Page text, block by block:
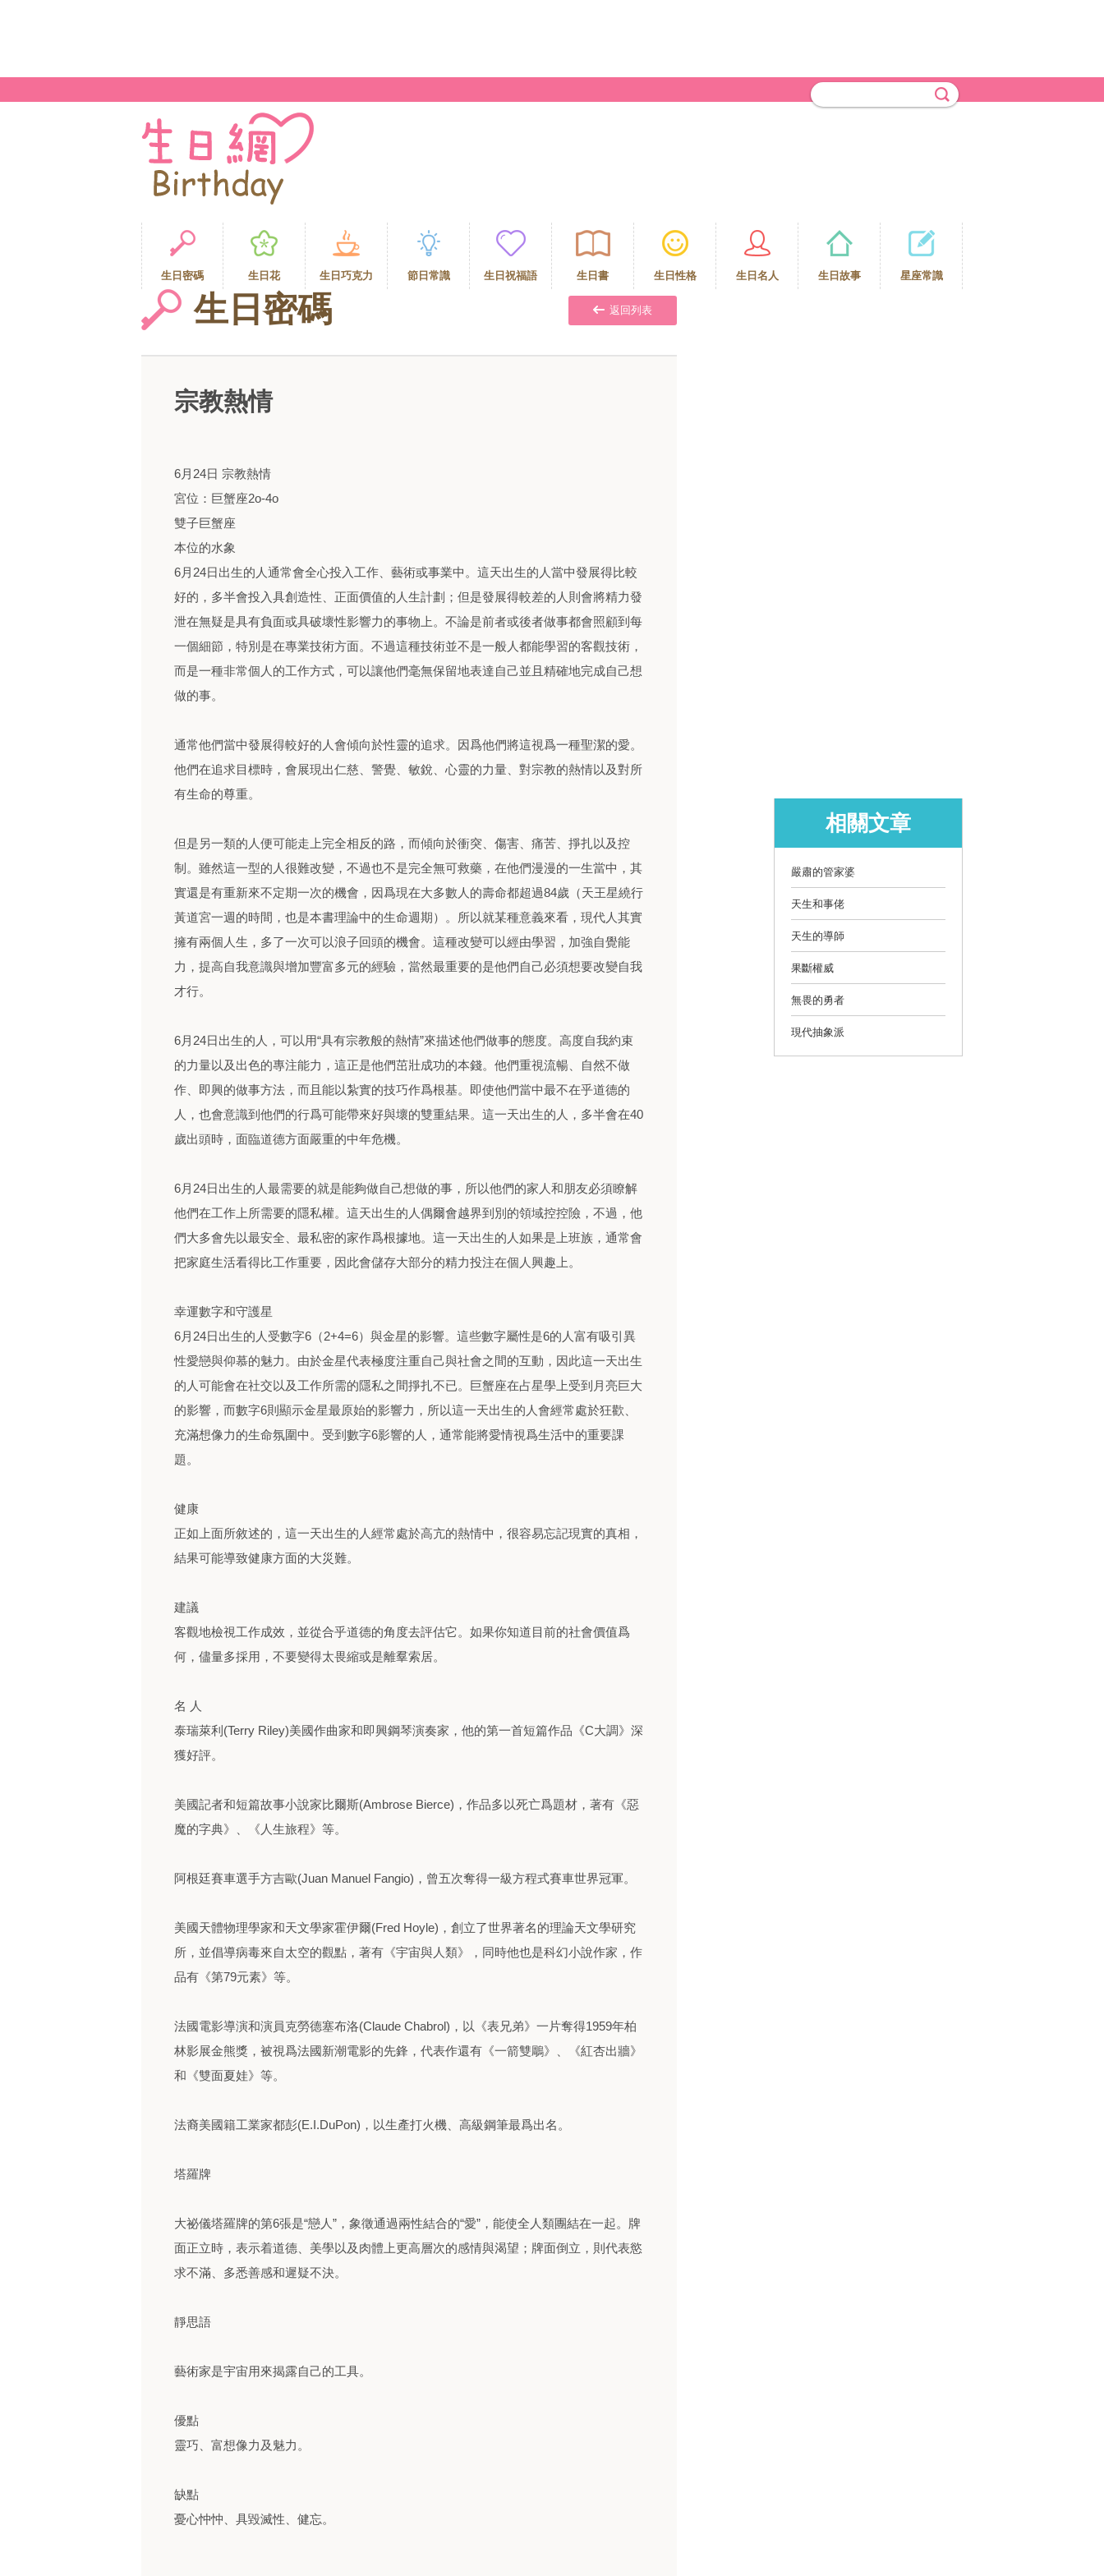
生日密碼 生日花 生日巧克力 節日常識 生日祝福語 生日書 生日性格 生日名人 生日故事 星座常識
生日密碼 返回列表
宗教熱情
6月24日 宗教熱情
宮位：巨蟹座2o-4o
雙子巨蟹座
本位的水象
6月24日出生的人通常會全心投入工作、藝術或事業中。這天出生的人當中發展得比較
好的，多半會投入具創造性、正面價值的人生計劃；但是發展得較差的人則會將精力發
泄在無疑是具有負面或具破壞性影響力的事物上。不論是前者或後者做事都會照顧到每
一個細節，特別是在專業技術方面。不過這種技術並不是一般人都能學習的客觀技術，
而是一種非常個人的工作方式，可以讓他們毫無保留地表達自己並且精確地完成自己想
做的事。
通常他們當中發展得較好的人會傾向於性靈的追求。因爲他們將這視爲一種聖潔的愛。
他們在追求目標時，會展現出仁慈、警覺、敏銳、心靈的力量、對宗教的熱情以及對所
有生命的尊重。
但是另一類的人便可能走上完全相反的路，而傾向於衝突、傷害、痛苦、掙扎以及控
制。雖然這一型的人很難改變，不過也不是完全無可救藥，在他們漫漫的一生當中，其
實還是有重新來不定期一次的機會，因爲現在大多數人的壽命都超過84歲（天王星繞行
黃道宮一週的時間，也是本書理論中的生命週期）。所以就某種意義來看，現代人其實
擁有兩個人生，多了一次可以浪子回頭的機會。這種改變可以經由學習，加強自覺能
力，提高自我意識與增加豐富多元的經驗，當然最重要的是他們自己必須想要改變自我
才行。
6月24日出生的人，可以用“具有宗教般的熱情”來描述他們做事的態度。高度自我約束
的力量以及出色的專注能力，這正是他們茁壯成功的本錢。他們重視流暢、自然不做
作、即興的做事方法，而且能以紮實的技巧作爲根基。即使他們當中最不在乎道德的
人，也會意識到他們的行爲可能帶來好與壞的雙重結果。這一天出生的人，多半會在40
歲出頭時，面臨道德方面嚴重的中年危機。
6月24日出生的人最需要的就是能夠做自己想做的事，所以他們的家人和朋友必須瞭解
他們在工作上所需要的隱私權。這天出生的人偶爾會越界到別的領域控控險，不過，他
們大多會先以最安全、最私密的家作爲根據地。這一天出生的人如果是上班族，通常會
把家庭生活看得比工作重要，因此會儲存大部分的精力投注在個人興趣上。
幸運數字和守護星
6月24日出生的人受數字6（2+4=6）與金星的影響。這些數字屬性是6的人富有吸引異
性愛戀與仰慕的魅力。由於金星代表極度注重自己與社會之間的互動，因此這一天出生
的人可能會在社交以及工作所需的隱私之間掙扎不已。巨蟹座在占星學上受到月亮巨大
的影響，而數字6則顯示金星最原始的影響力，所以這一天出生的人會經常處於狂歡、
充滿想像力的生命氛圍中。受到數字6影響的人，通常能將愛情視爲生活中的重要課
題。
健康
正如上面所敘述的，這一天出生的人經常處於高亢的熱情中，很容易忘記現實的真相，
結果可能導致健康方面的大災難。
建議
客觀地檢視工作成效，並從合乎道德的角度去評估它。如果你知道目前的社會價值爲
何，儘量多採用，不要變得太畏縮或是離羣索居。
名 人
泰瑞萊利(Terry Riley)美國作曲家和即興鋼琴演奏家，他的第一首短篇作品《C大調》深
獲好評。
美國記者和短篇故事小說家比爾斯(Ambrose Bierce)，作品多以死亡爲題材，著有《惡
魔的字典》、《人生旅程》等。
阿根廷賽車選手方吉歐(Juan Manuel Fangio)，曾五次奪得一級方程式賽車世界冠軍。
美國天體物理學家和天文學家霍伊爾(Fred Hoyle)，創立了世界著名的理論天文學研究
所，並倡導病毒來自太空的觀點，著有《宇宙與人類》，同時他也是科幻小說作家，作
品有《第79元素》等。
法國電影導演和演員克勞德塞布洛(Claude Chabrol)，以《表兄弟》一片奪得1959年柏
林影展金熊獎，被視爲法國新潮電影的先鋒，代表作還有《一箭雙鵰》、《紅杏出牆》
和《雙面夏娃》等。
法裔美國籍工業家都彭(E.I.DuPon)，以生產打火機、高級鋼筆最爲出名。
塔羅牌
大祕儀塔羅牌的第6張是“戀人”，象徵通過兩性結合的“愛”，能使全人類團結在一起。牌
面正立時，表示着道德、美學以及肉體上更高層次的感情與渴望；牌面倒立，則代表慾
求不滿、多悉善感和遲疑不決。
靜思語
藝術家是宇宙用來揭露自己的工具。
優點
靈巧、富想像力及魅力。
缺點
憂心忡忡、具毀滅性、健忘。
相關文章
嚴肅的管家婆
天生和事佬
天生的導師
果斷權威
無畏的勇者
現代抽象派